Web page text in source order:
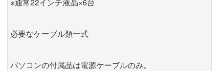
必要なケーブル類一式
パソコンの付属品は電源ケーブルのみ。